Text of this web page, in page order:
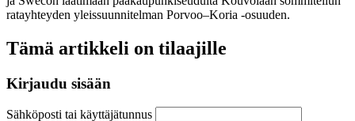
ratayhteyden yleissuunnitelman Porvoo–Koria -osuuden.
Tämä artikkeli on tilaajille
Kirjaudu sisään
Sähköposti tai käyttäjätunnus